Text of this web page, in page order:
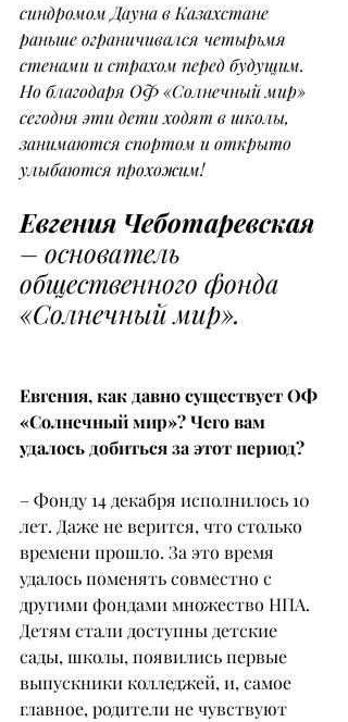
синдромом Дауна в Казахстане
раньше ограничивался четырьмя
стенами и страхом перед будущим.
Но благодаря ОФ «Солнечный мир»
сегодня эти дети ходят в школы,
занимаются спортом и открыто
улыбаются прохожим!
Евгения Чеботаревская
– основатель
общественного фонда
«Солнечный мир».
Евгения, как давно существует ОФ
«Солнечный мир»? Чего вам
удалось добиться за этот период?
– Фонду 14 декабря исполнилось 10
лет. Даже не верится, что столько
времени прошло. За это время
удалось поменять совместно с
другими фондами множество НПА.
Детям стали доступны детские
сады, школы, появились первые
выпускники колледжей, и, самое
главное, родители не чувствуют